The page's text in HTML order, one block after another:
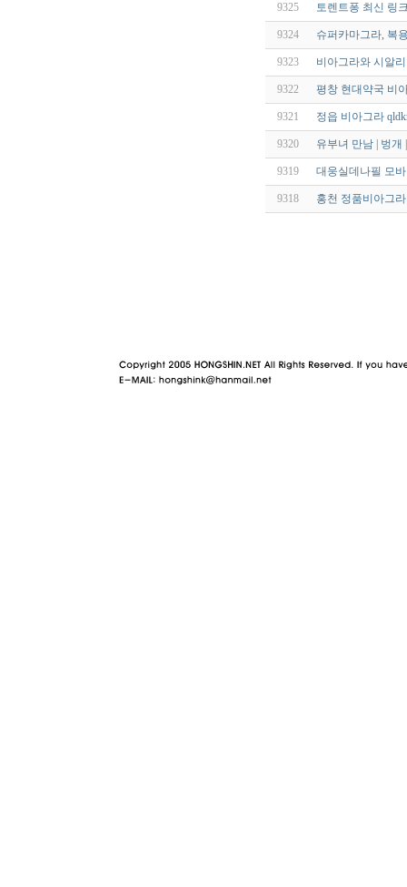
9325 토렌트퐁 최신 링
9324 슈퍼카마그라, 복
9323 비아그라와 시알
9322 평창 현대약국 비
9321 정읍 비아그라
9320 유부녀 만남 | 벙개
9319 대웅실데나필 모
9318 홍천 정품비아그